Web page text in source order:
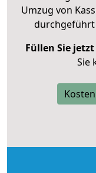
Umzug von
durchgeführt
Füllen Sie
Sie